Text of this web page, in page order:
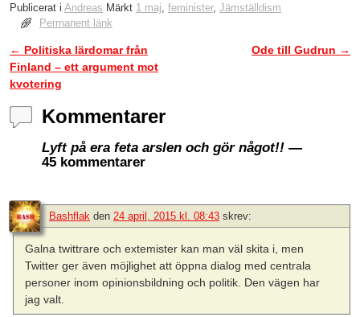
Publicerat i Andreas Märkt 1 maj, feminister, Jämställdism
Permanent länk
Inläggsnavigering
← Politiska lärdomar från
Finland – ett argument mot
kvotering
Ode till Gudrun →
Kommentarer
Lyft på era feta arslen och gör något!! —
45 kommentarer
Bashflak den 24 april, 2015 kl. 08:43 skrev:
Galna twittrare och extemister kan man väl skita i, men
Twitter ger även möjlighet att öppna dialog med centrala
personer inom opinionsbildning och politik. Den vägen har
jag valt.